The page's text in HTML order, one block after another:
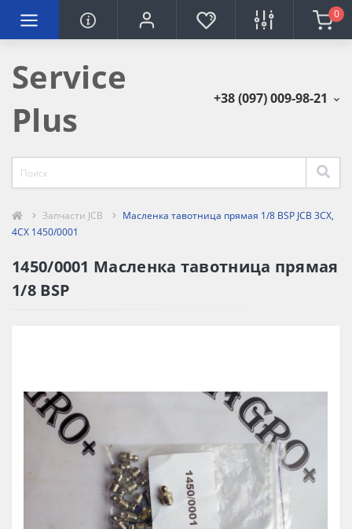
0
Service
Plus
+38 (097) 009-98-21
Запчасти JCB
Масленка тавотница прямая 1/8 BSP JCB 3CX,
4CX 1450/0001
1450/0001 Масленка тавотница прямая
1/8 BSP